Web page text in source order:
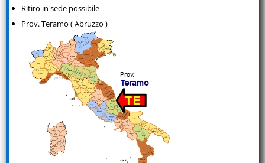
Ritiro in sede possibile
Prov. Teramo ( Abruzzo )